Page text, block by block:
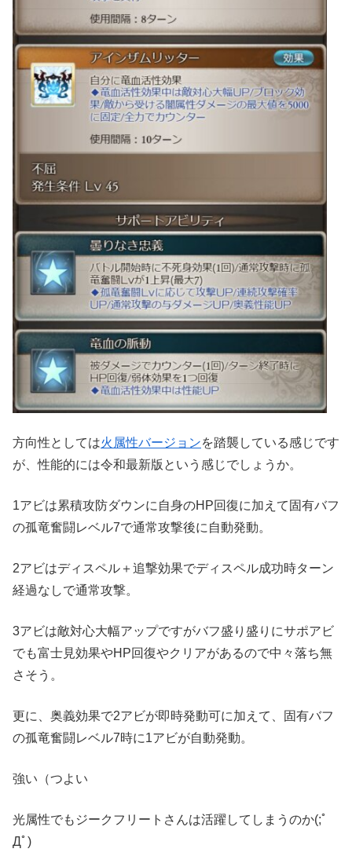
方向性としては火属性バージョンを踏襲している感じです
が、性能的には令和最新版という感じでしょうか。
1アビは累積攻防ダウンに自身のHP回復に加えて固有バフ
の孤竜奮闘レベル7で通常攻撃後に自動発動。
2アビはディスペル＋追撃効果でディスペル成功時ターン
経過なしで通常攻撃。
3アビは敵対心大幅アップですがバフ盛り盛りにサポアビ
でも富士見効果やHP回復やクリアがあるので中々落ち無
さそう。
更に、奥義効果で2アビが即時発動可に加えて、固有バフ
の孤竜奮闘レベル7時に1アビが自動発動。
強い（つよい
光属性でもジークフリートさんは活躍してしまうのか(;ﾟ
Дﾟ)